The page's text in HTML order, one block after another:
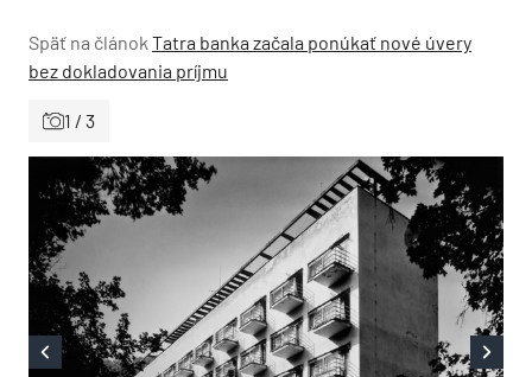
Späť na článok Tatra banka začala ponúkať nové úvery
bez dokladovania príjmu
1 / 3